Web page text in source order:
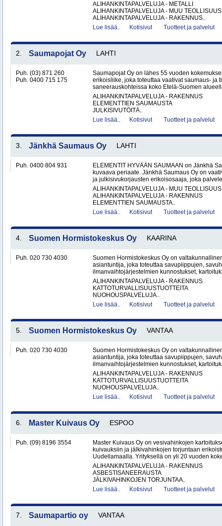
ALIHANKINTAPALVELUJA - METALLI
ALIHANKINTAPALVELUJA - MUU TEOLLISUUS
ALIHANKINTAPALVELUJA - RAKENNUS..
Lue lisää..
Kotisivut Tuotteet ja palvelut
2. Saumapojat Oy LAHTI
Puh. (03) 871 260
Puh. 0400 715 175
Saumapojat Oy on lähes 55 vuoden
erikoisliike, joka toteuttaa vaativat saumaus- ja
saneerauskohteissa koko Etelä-Suomen
ALIHANKINTAPALVELUJA - RAKENNUS
ELEMENTTIEN SAUMAUSTA
JULKISIVUTÖITÄ..
Lue lisää..
Kotisivut Tuotteet ja palvelut
3. Jänkhä Saumaus Oy LAHTI
Puh. 0400 804 931
ELEMENTIT HYVÄÄN SAUMAAN on Jänkhä
kuvaava periaate. Jänkhä Saumaus Oy on
ja julkisivukorjausten erikoisosaaja, joka
ALIHANKINTAPALVELUJA - MUU TEOLLISUUS
ALIHANKINTAPALVELUJA - RAKENNUS
ELEMENTTIEN SAUMAUSTA..
Lue lisää..
Kotisivut Tuotteet ja palvelut
4. Suomen Hormistokeskus Oy KAARINA
Puh. 020 730 4030
Suomen Hormistokeskus Oy on
asiantuntija, joka toteuttaa savupiippujen,
ilmanvaihtojärjestelmien kunnostukset,
ALIHANKINTAPALVELUJA - RAKENNUS
KATTOTURVALLISUUSTUOTTEITA
NUOHOUSPALVELUJA..
Lue lisää..
Kotisivut Tuotteet ja palvelut
5. Suomen Hormistokeskus Oy VANTAA
Puh. 020 730 4030
Suomen Hormistokeskus Oy on
asiantuntija, joka toteuttaa savupiippujen,
ilmanvaihtojärjestelmien kunnostukset,
ALIHANKINTAPALVELUJA - RAKENNUS
KATTOTURVALLISUUSTUOTTEITA
NUOHOUSPALVELUJA..
Lue lisää..
Kotisivut Tuotteet ja palvelut
6. Master Kuivaus Oy ESPOO
Puh. (09) 8196 3554
Master Kuivaus Oy on vesivahinkojen
kuivauksiin ja jälkivahinkojen torjuntaan
Uudellamaalla. Yrityksellä on yli 20 vuoden
ALIHANKINTAPALVELUJA - RAKENNUS
ASBESTISANEERAUSTA
JÄLKIVAHINKOJEN TORJUNTAA..
Lue lisää..
Kotisivut Tuotteet ja palvelut
7. Saumapartio oy VANTAA